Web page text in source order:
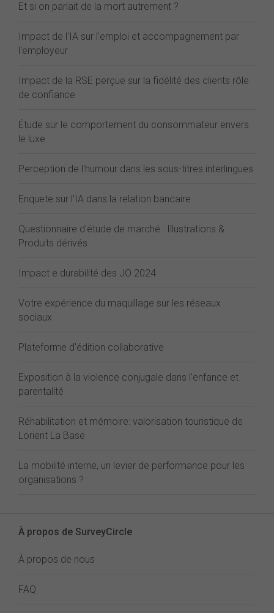
Et si on parlait de la mort autrement ?
Impact de l'IA sur l'emploi et accompagnement par
l'employeur
Impact de la RSE perçue sur la fidélité des clients rôle
de confiance
Étude sur le comportement du consommateur envers
le luxe
Perception de l'humour dans les sous-titres interlingues
Enquete sur l'IA dans la relation bancaire
Questionnaire d'étude de marché : Illustrations &
Produits dérivés
Impact e durabilité des JO 2024
Votre expérience du maquillage sur les réseaux
sociaux
Plateforme d'édition collaborative
Exposition à la violence conjugale dans l'enfance et
parentalité
Réhabilitation et mémoire: valorisation touristique de
Lorient La Base
La mobilité interne, un levier de performance pour les
organisations ?
À propos de SurveyCircle
À propos de nous
FAQ